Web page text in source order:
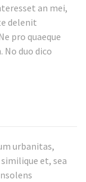
an mei,
delenit
pro quaeque
No duo dico
urbanitas,
et, sea